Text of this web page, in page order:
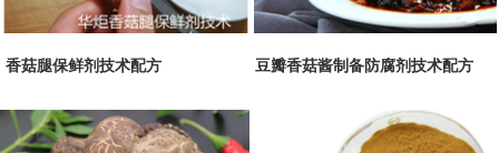
香菇腿保鲜剂技术配方 豆瓣香菇酱制备防腐剂技术配方